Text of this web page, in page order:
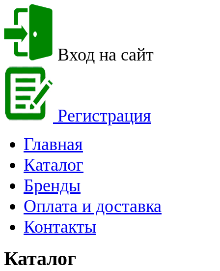
Вход на сайт
Регистрация
Главная
Каталог
Бренды
Оплата и доставка
Контакты
Каталог